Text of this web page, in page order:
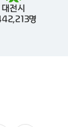
대전시
명
커 폐기물